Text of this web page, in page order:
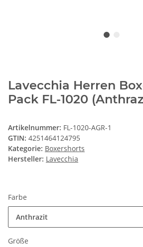
Lavecchia Herren
Pack FL-1020
Artikelnummer: FL-1020-AGR-1
GTIN: 4251464124795
Kategorie: Boxershorts
Hersteller: Lavecchia
Farbe
Anthrazit
Größe